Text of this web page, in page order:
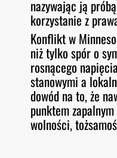
nazywając ją
korzystanie z
Konflikt w
niż tylko spór o
rosnącego
stanowymi a
dowód na to, że
punktem
wolności,